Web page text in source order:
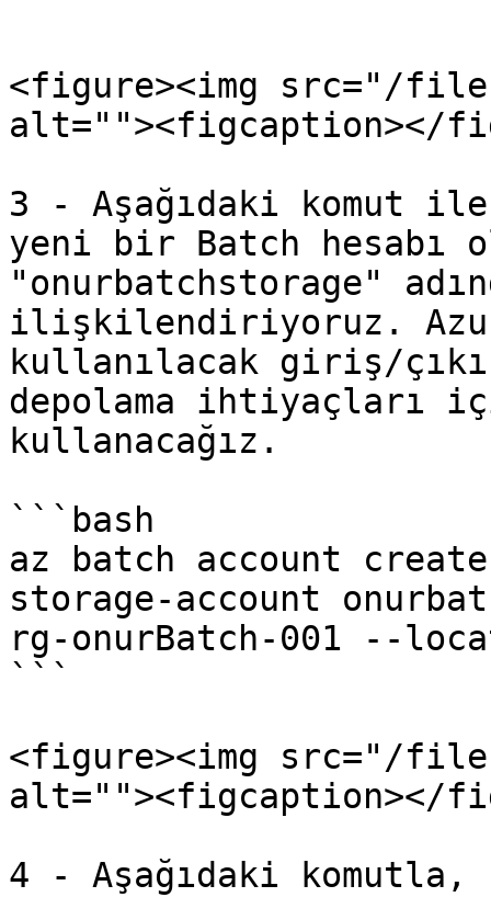
<figure><img src="/files/
alt=""><figcaption></
3 - Aşağıdaki komut
yeni bir Batch hesabı
"onurbatchstorage"
ilişkilendiriyoruz.
kullanılacak giriş/
depolama ihtiyaçları
kullanacağız.
```bash
az batch account
storage-account
rg-onurBatch-001 --
```
<figure><img src="/
alt=""><figcaption></
4 - Aşağıdaki komutla,